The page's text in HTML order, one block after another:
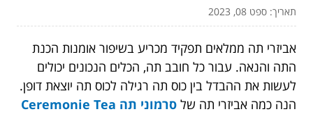
תאריך: ספט 08, 2023
אביזרי תה ממלאים תפקיד מכריע בשיפור אומנות הכנת
התה והנאה. עבור כל חובב תה, הכלים הנכונים יכולים
לעשות את ההבדל בין כוס תה רגילה לכוס תה יוצאת דופן.
הנה כמה אביזרי תה של סרמוני תה Ceremonie Tea